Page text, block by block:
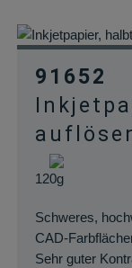
91652
120g
Schweres,
CAD-
Sehr guter